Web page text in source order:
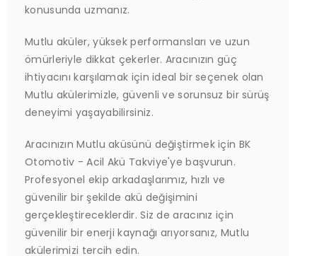
konusunda uzmanız.
Mutlu aküler, yüksek performansları ve uzun
ömürleriyle dikkat çekerler. Aracınızın güç
ihtiyacını karşılamak için ideal bir seçenek olan
Mutlu akülerimizle, güvenli ve sorunsuz bir sürüş
deneyimi yaşayabilirsiniz.
Aracınızın Mutlu aküsünü değiştirmek için BK
Otomotiv - Acil Akü Takviye'ye başvurun.
Profesyonel ekip arkadaşlarımız, hızlı ve
güvenilir bir şekilde akü değişimini
gerçekleştireceklerdir. Siz de aracınız için
güvenilir bir enerji kaynağı arıyorsanız, Mutlu
akülerimizi tercih edin.